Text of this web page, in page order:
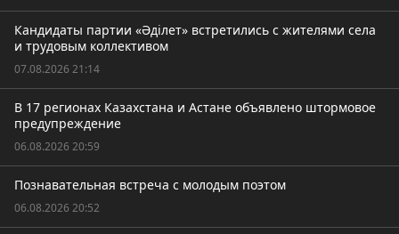
Кандидаты партии «Әділет» встретились с жителями села
и трудовым коллективом
07.08.2026 21:14
В 17 регионах Казахстана и Астане объявлено штормовое
предупреждение
06.08.2026 20:59
Познавательная встреча с молодым поэтом
06.08.2026 20:52